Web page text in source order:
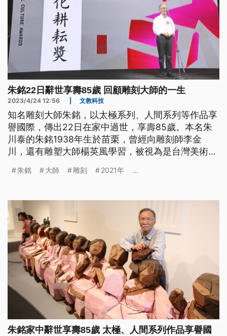
朱銘22日辭世享壽85歲 回顧雕刻大師的一生
2023/4/24 12:56 文教科技
知名雕刻大師朱銘，以太極系列、人間系列等作品享
譽國際，傳出22日在家中過世，享壽85歲。本名朱
川泰的朱銘1938年生於苗栗，曾經向雕刻師李金
川，還有雕塑大師楊英風學習，被視為是台灣美術鄉
耘，榮獲海內外多項大獎肯定。1999年更在新北市
息一出，也讓政治、文化各界一片哀悼。
朱銘 大師 雕刻 2021年 ...
朱銘家中辭世享壽85歲 太極、人間系列作品享譽國